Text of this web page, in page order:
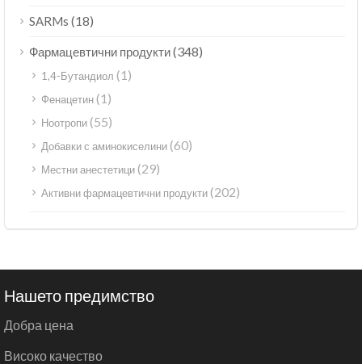
SARMs (18)
Фармацевтични продукти(348)
1,4-Бутандиол (1)
Фенацетин(1)
Ноотропи(55)
Добавки с аминокиселини(60)
Местни анестетици(29)
Активни фармацевтични продукти(202)
Нашето предимство
Добра цена
Високо качество